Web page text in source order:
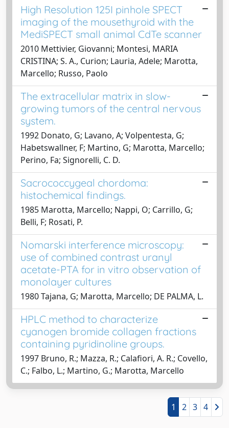
High Resolution 125I pinhole SPECT
imaging of the mousethyroid with the
MediSPECT small animal CdTe scanner
2010 Mettivier, Giovanni; Montesi, MARIA
CRISTINA; S. A., Curion; Lauria, Adele; Marotta,
Marcello; Russo, Paolo
The extracellular matrix in slow-
growing tumors of the central nervous
system.
1992 Donato, G; Lavano, A; Volpentesta, G;
Habetswallner, F; Martino, G; Marotta, Marcello;
Perino, Fa; Signorelli, C. D.
Sacrococcygeal chordoma:
histochemical findings.
1985 Marotta, Marcello; Nappi, O; Carrillo, G;
Belli, F; Rosati, P.
Nomarski interference microscopy:
use of combined contrast uranyl
acetate-PTA for in vitro observation of
monolayer cultures
1980 Tajana, G; Marotta, Marcello; DE PALMA, L.
HPLC method to characterize
cyanogen bromide collagen fractions
containing pyridinoline groups.
1997 Bruno, R.; Mazza, R.; Calafiori, A. R.; Covello,
C.; Falbo, L.; Martino, G.; Marotta, Marcello
1 2 3 4